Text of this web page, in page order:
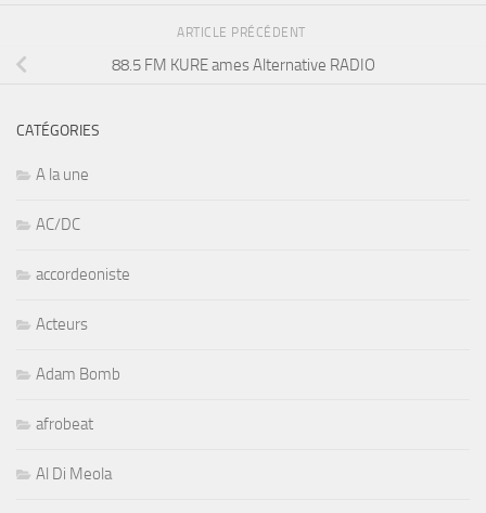
ARTICLE PRÉCÉDENT
88.5 FM KURE ames Alternative RADIO
CATÉGORIES
A la une
AC/DC
accordeoniste
Acteurs
Adam Bomb
afrobeat
Al Di Meola